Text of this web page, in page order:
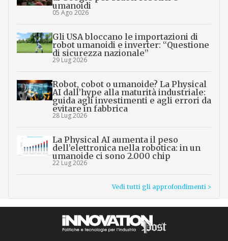
umanoidi
05 Ago 2026
Gli USA bloccano le importazioni di
robot umanoidi e inverter: “Questione
di sicurezza nazionale”
29 Lug 2026
Robot, cobot o umanoide? La Physical
AI dall’hype alla maturità industriale:
guida agli investimenti e agli errori da
evitare in fabbrica
28 Lug 2026
La Physical AI aumenta il peso
dell’elettronica nella robotica: in un
umanoide ci sono 2.000 chip
22 Lug 2026
Vedi tutti gli approfondimenti >